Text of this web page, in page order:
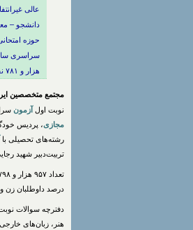
عالی
هزار و ۷۸۱ نفر معادل ۳۷ درصد داوطلبان مرد هستند.
مجتمع متخصصین
نوبت اول آزمون سراسری
مجازی، پردیس
رشته‌های تحصیلی با
تربیت‌دبیر شهید رجایی در ۱۱ و ۱۲ اردیبهشت ماه در ۴۱۰ شهر و ۵۶۵ حوزه امتحانی اصلی و یک هزار و ۷۱۴
تعداد ۹۵۷ هزار و ۷۹۸ نفر در نوبت اول
درصد داوطلبان زن و تعداد ۳۴۹ هزار و ۷۸۱ نفر معادل ۳۷ درصد
دفترچه سوالات
هنر، زبان‌های